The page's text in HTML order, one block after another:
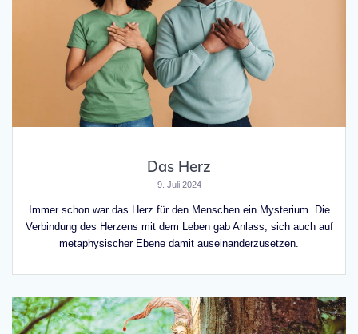
Das Herz
9. Juli 2024
Immer schon war das Herz für den Menschen ein Mysterium. Die
Verbindung des Herzens mit dem Leben gab Anlass, sich auch auf
metaphysischer Ebene damit auseinanderzusetzen.